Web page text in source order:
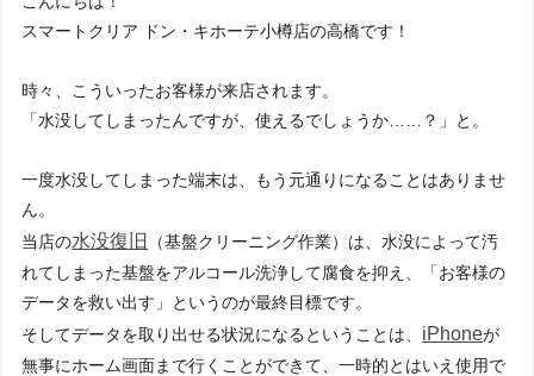
スマートクリア ドン・キホーテ小樽店の高橋です！
時々、こういったお客様が来店されます。
「水没してしまったんですが、使えるでしょうか……？」と。
一度水没してしまった端末は、もう元通りになることはありませ
ん。
当店の水没復旧
（基盤クリーニング作業）は、水没によって汚
れてしまった基盤をアルコール洗浄して腐食を抑え、「お客様の
データを救い出す」というのが最終目標です。
そしてデータを取り出せる状況になるということは、 iPhoneが
無事にホーム画面まで行くことができて、一時的とはいえ使用で